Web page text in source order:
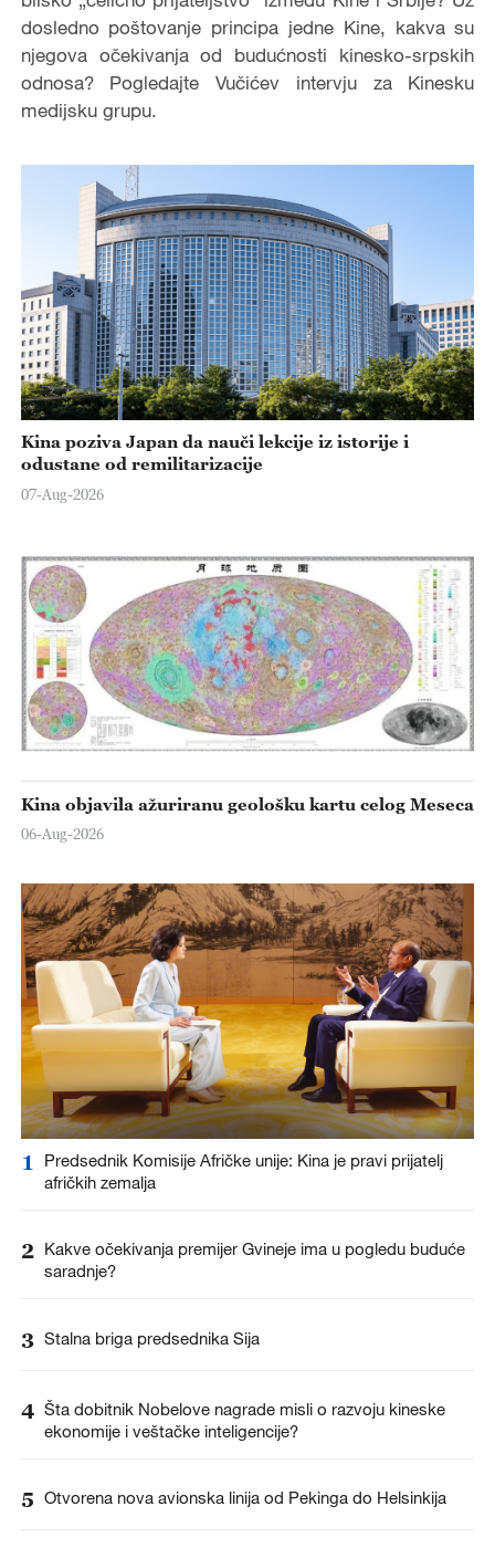
dosledno poštovanje principa jedne Kine, kakva su
njegova očekivanja od budućnosti kinesko-srpskih
odnosa? Pogledajte Vučićev intervju za Kinesku
medijsku grupu.
Kina poziva Japan da nauči lekcije iz istorije i
odustane od remilitarizacije
07-Aug-2026
Kina objavila ažuriranu geološku kartu celog Meseca
06-Aug-2026
1
Predsednik Komisije Afričke unije: Kina je pravi prijatelj
afričkih zemalja
2 Kakve očekivanja premijer Gvineje ima u pogledu buduće
saradnje?
3 Stalna briga predsednika Sija
4 Šta dobitnik Nobelove nagrade misli o razvoju kineske
ekonomije i veštačke inteligencije?
5 Otvorena nova avionska linija od Pekinga do Helsinkija